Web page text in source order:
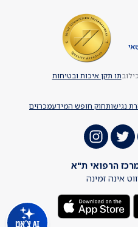
AI צ'אט
נגישותחוק חופש המידעמכרזים
תו תקן איכות ובטיחות
הרפואי ת"א
אינה זמינה